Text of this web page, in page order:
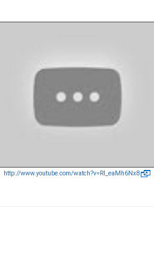
http://www.youtube.com/watch?v=RI_eaMh6Nx8